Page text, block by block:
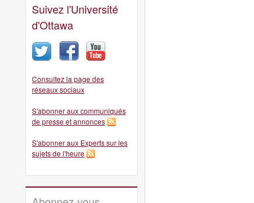
Suivez l'Université
d'Ottawa
Consultez la page des
réseaux sociaux
S'abonner aux communiqués
de presse et annonces
S'abonner aux Experts sur les
sujets de l'heure